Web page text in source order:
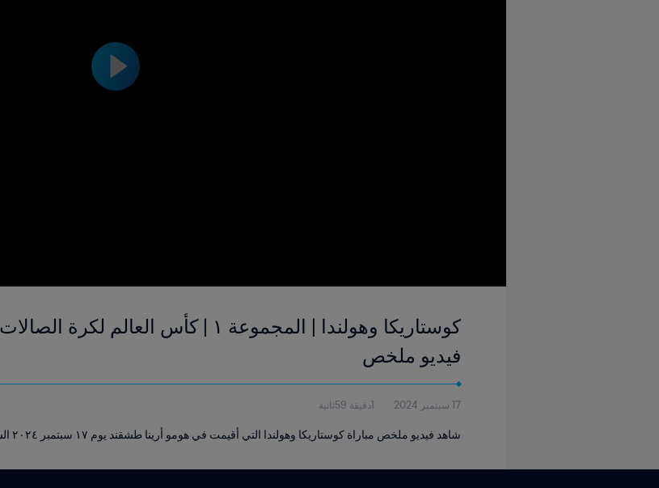
فيديو ملخص
17 سبتمبر 2024 1دقيقة 59ثانية
شاهد فيديو ملخص مباراة كوستاريكا وهولندا التي أقيمت في هومو أرينا طشقند يوم ١٧ سبتمبر ٢٠٢٤ الساعة ١٧:٣٠ (بالتوقيت المحلي).